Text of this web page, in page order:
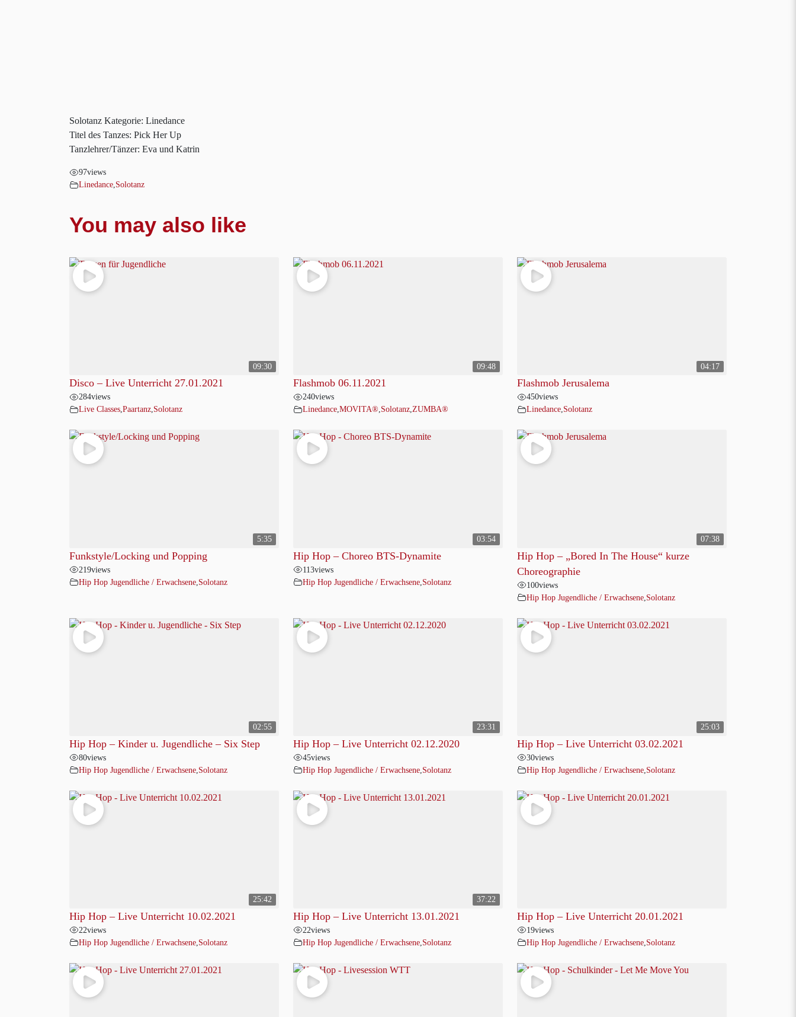
Solotanz Kategorie: Linedance
Titel des Tanzes: Pick Her Up
Tanzlehrer/Tänzer: Eva und Katrin
97views
Linedance,Solotanz
You may also like
09:30
Disco – Live Unterricht 27.01.2021
284views
Live Classes,Paartanz,Solotanz
09:48
Flashmob 06.11.2021
240views
Linedance,MOVITA®,Solotanz,ZUMBA®
04:17
Flashmob Jerusalema
450views
Linedance,Solotanz
5:35
Funkstyle/Locking und Popping
219views
Hip Hop Jugendliche / Erwachsene Solotanz
03:54
Hip Hop – Choreo BTS-Dynamite
113views
Hip Hop Jugendliche / Erwachsene, Solotanz
07:38
Hip Hop – „Bored In The House“ kurze
Choreographie
100views
Hip Hop Jugendliche / Erwachsene, Solotanz
02:55
Hip Hop – Kinder u. Jugendliche – Six Step
80views
Hip Hop Jugendliche / Erwachsene Solotanz
23:31
Hip Hop – Live Unterricht 02.12.2020
45views
Hip Hop Jugendliche / Erwachsene, Solotanz
25:03
Hip Hop – Live Unterricht 03.02.2021
30views
Hip Hop Jugendliche / Erwachsene, Solotanz
25:42
Hip Hop – Live Unterricht 10.02.2021
22views
Hip Hop Jugendliche / Erwachsene Solotanz
37:22
Hip Hop – Live Unterricht 13.01.2021
22views
Hip Hop Jugendliche / Erwachsene, Solotanz
Hip Hop – Live Unterricht 20.01.2021
19views
Hip Hop Jugendliche / Erwachsene, Solotanz